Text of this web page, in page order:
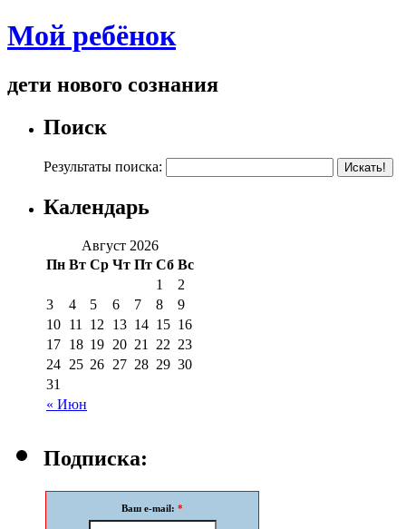
Мой ребёнок
дети нового сознания
Поиск
Результаты поиска:
Календарь
Август 2026
Пн Вт Ср Чт Пт Сб Вс
« Июн
1
2
3
4 5 6 7 8
9
10 11 12 13 14 15 16
17 18 19 20 21 22 23
24 25 26 27 28 29 30
31
Подписка:
Ваш e-mail: *